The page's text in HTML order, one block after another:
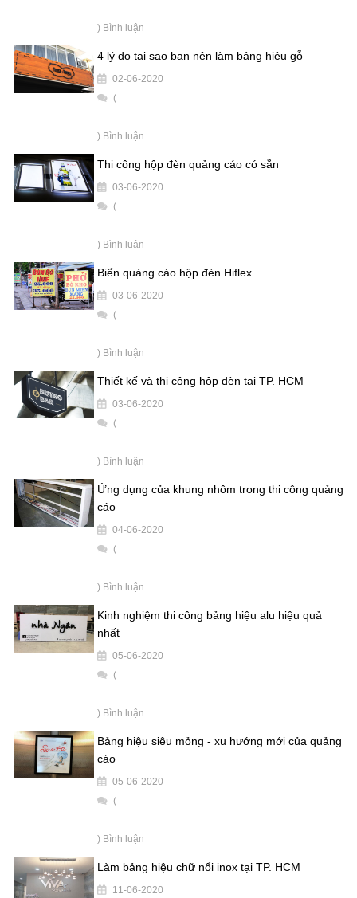
) Bình luận
4 lý do tại sao bạn nên làm bảng hiệu gỗ
02-06-2020
(
) Bình luận
Thi công hộp đèn quảng cáo có sẵn
03-06-2020
(
) Bình luận
Biển quảng cáo hộp đèn Hiflex
03-06-2020
(
) Bình luận
Thiết kế và thi công hộp đèn tại TP. HCM
03-06-2020
(
) Bình luận
Ứng dụng của khung nhôm trong thi công quảng
cáo
04-06-2020
(
) Bình luận
Kinh nghiệm thi công bảng hiệu alu hiệu quả
nhất
05-06-2020
(
) Bình luận
Bảng hiệu siêu mỏng - xu hướng mới của quảng
cáo
05-06-2020
(
) Bình luận
Làm bảng hiệu chữ nổi inox tại TP. HCM
11-06-2020